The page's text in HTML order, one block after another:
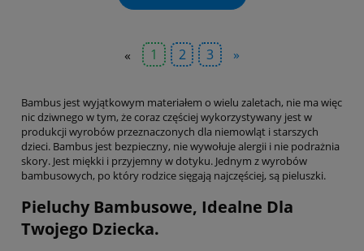
« 1 2 3 »
Bambus jest wyjątkowym materiałem o wielu zaletach, nie ma więc
nic dziwnego w tym, że coraz częściej wykorzystywany jest w
produkcji wyrobów przeznaczonych dla niemowląt i starszych
dzieci. Bambus jest bezpieczny, nie wywołuje alergii i nie podrażnia
skory. Jest miękki i przyjemny w dotyku. Jednym z wyrobów
bambusowych, po który rodzice sięgają najczęściej, są pieluszki.
Pieluchy Bambusowe, Idealne Dla
Twojego Dziecka.